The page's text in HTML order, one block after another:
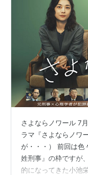
さよならノワール 7
ラマ『さよならノワ
が・・・） 前回は色
姓刑事』の枠ですが
的になってきた小池